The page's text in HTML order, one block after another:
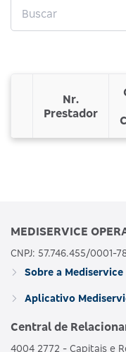
Nr.
Prestador
MEDISERVICE
CNPJ: 57.746.455/0001-
Sobre a Mediservice
Aplicativo
Central de
4004 2772 - Capitais e